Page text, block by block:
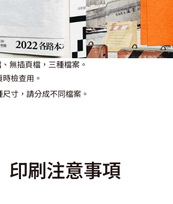
無插頁檔，三種檔案。
檢查用。
寸，請分成不同檔案。
印刷注意事項